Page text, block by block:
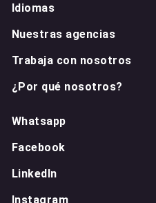
Idiomas
Nuestras agencias
Trabaja con nosotros
¿Por qué nosotros?
Whatsapp
Facebook
LinkedIn
Instagram